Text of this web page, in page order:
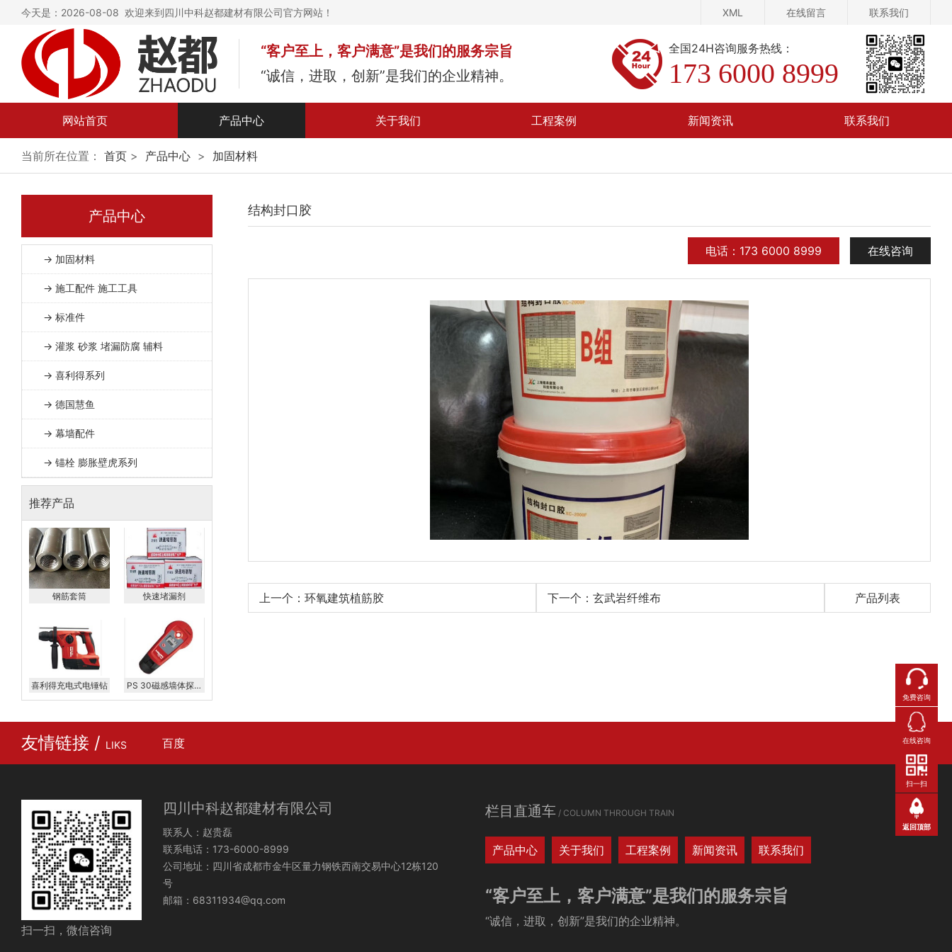
今天是：2026-08-08 欢迎来到四川中科赵都建材有限公司官方网站！ 联系我们
在线留言
XML
“客户至上，客户满意”是我们的服务宗旨
“诚信，进取，创新”是我们的企业精神。
全国24H咨询服务热线：
173 6000 8999
网站首页 产品中心
加固材料
标准件
灌浆 砂浆 堵漏防腐 辅
关于我们 工程案例 新闻资讯 联系我们
当前所在位置： 首页 > 产品中心 > 加固材料
结构封口胶
在线咨询
电话：173 6000 8999
上一个：环氧建筑植筋胶 下一个：玄武岩纤维布 产品列表
产品中心
→ 加固材料
→ 施工配件 施工工具
→ 标准件
→ 灌浆 砂浆 堵漏防腐 辅料
→ 喜利得系列
→ 德国慧鱼
→ 幕墙配件
→ 锚栓 膨胀壁虎系列
推荐产品
钢筋套筒 快速堵漏剂
喜利得充电式电锤钻
PS 30磁感墙体探测
仪
友情链接 / LIKS 百度
扫一扫，微信咨询
四川中科赵都建材有限公司
联系人：赵贵磊
联系电话：173-6000-8999
公司地址：四川省成都市金牛区量力钢铁西南交易中心12栋120
号
邮箱：68311934@qq.com
栏目直通车 / COLUMN THROUGH TRAIN
产品中心 关于我们 工程案例 新闻资讯 联系我们
“客户至上，客户满意”是我们的服务宗旨
“诚信，进取，创新”是我们的企业精神。
免费咨询
在线咨询
扫一扫
返回顶部